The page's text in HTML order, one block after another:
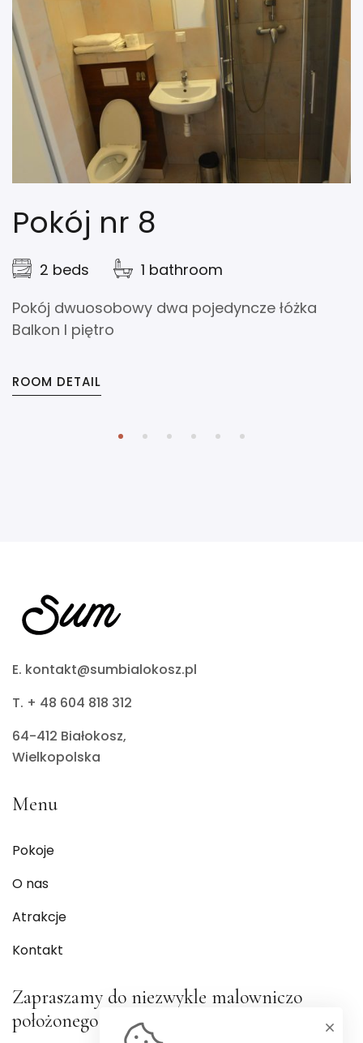
Pokój nr 8
2 beds
1 bathroom
Pokój dwuosobowy dwa pojedyncze łóżka
Balkon I piętro
ROOM DETAIL
E. kontakt@sumbialokosz.pl
T. + 48 604 818 312
64-412 Białokosz,
Wielkopolska
Menu
Pokoje
O nas
Atrakcje
Kontakt
Zapraszamy do niezwykle malowniczo
położonego ośrodka w krainie 100 jezior